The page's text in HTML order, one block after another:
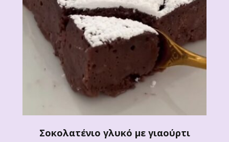
Σοκολατένιο γλυκό με γιαούρτι